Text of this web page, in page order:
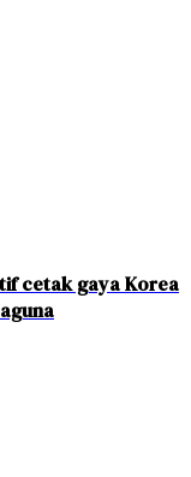
cetak gaya Korea